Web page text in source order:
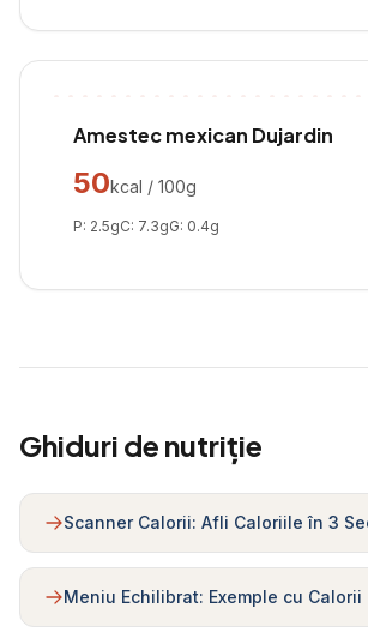
Amestec mexican Dujardin
50kcal / 100g
P: 2.5gC: 7.3gG: 0.4g
Ghiduri de nutriție
Scanner Calorii: Afli Caloriile în 3
Meniu Echilibrat: Exemple cu Calorii